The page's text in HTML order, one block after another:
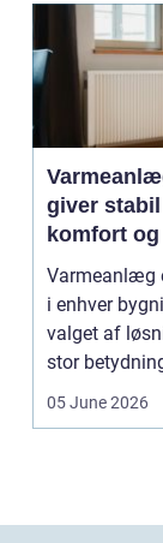
giver stabil
komfort
Varmeanlæg
i enhver
valget af
stor
b&a...
05 June 2026